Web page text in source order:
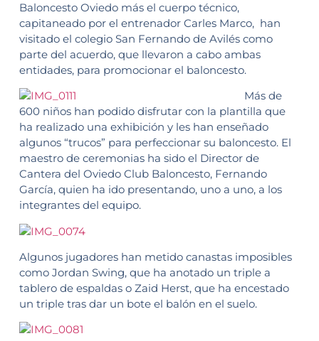
Baloncesto Oviedo más el cuerpo técnico,
capitaneado por el entrenador Carles Marco, han
visitado el colegio San Fernando de Avilés como
parte del acuerdo, que llevaron a cabo ambas
entidades, para promocionar el baloncesto.
Más de
600 niños han podido disfrutar con la plantilla que
ha realizado una exhibición y les han enseñado
algunos “trucos” para perfeccionar su baloncesto. El
maestro de ceremonias ha sido el Director de
Cantera del Oviedo Club Baloncesto, Fernando
García, quien ha ido presentando, uno a uno, a los
integrantes del equipo.
Algunos jugadores han metido canastas imposibles
como Jordan Swing, que ha anotado un triple a
tablero de espaldas o Zaid Herst, que ha encestado
un triple tras dar un bote el balón en el suelo.